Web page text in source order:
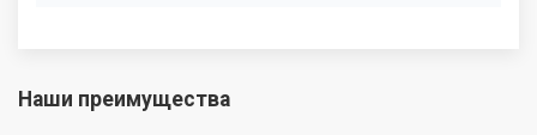
Наши преимущества